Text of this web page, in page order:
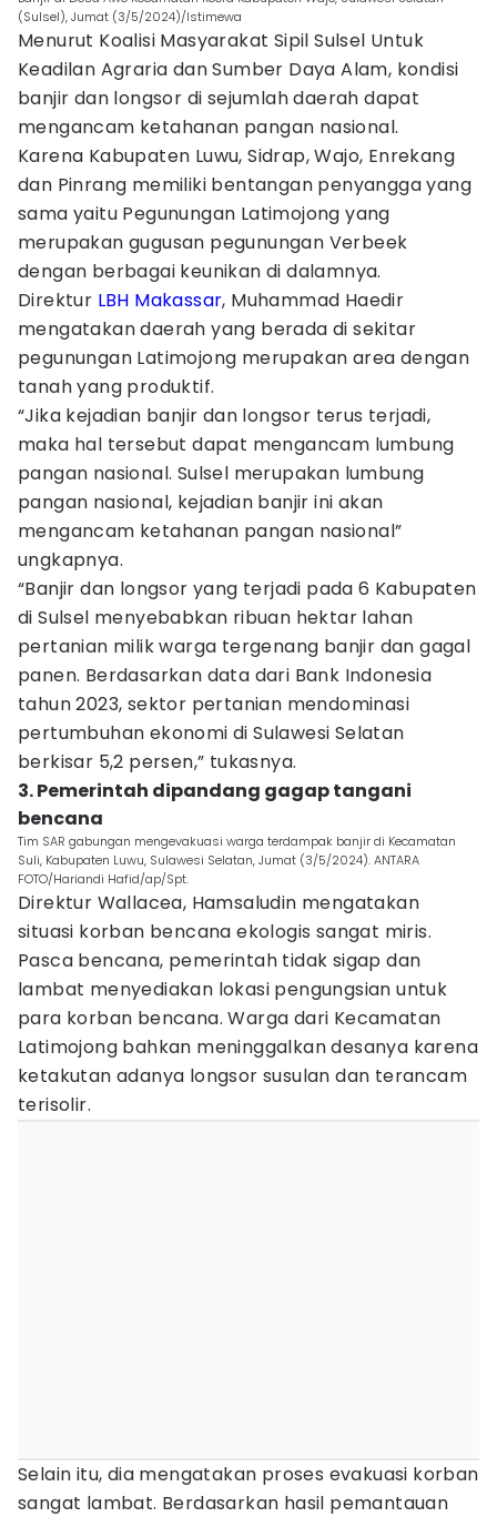
(Sulsel), Jumat (3/5/2024)/Istimewa
Menurut Koalisi Masyarakat Sipil Sulsel Untuk
Keadilan Agraria dan Sumber Daya Alam, kondisi
banjir dan longsor di sejumlah daerah dapat
mengancam ketahanan pangan nasional.
Karena Kabupaten Luwu, Sidrap, Wajo, Enrekang
dan Pinrang memiliki bentangan penyangga yang
sama yaitu Pegunungan Latimojong yang
merupakan gugusan pegunungan Verbeek
dengan berbagai keunikan di dalamnya.
Direktur LBH Makassar, Muhammad Haedir
mengatakan daerah yang berada di sekitar
pegunungan Latimojong merupakan area dengan
tanah yang produktif.
“Jika kejadian banjir dan longsor terus terjadi,
maka hal tersebut dapat mengancam lumbung
pangan nasional. Sulsel merupakan lumbung
pangan nasional, kejadian banjir ini akan
mengancam ketahanan pangan nasional”
ungkapnya.
“Banjir dan longsor yang terjadi pada 6 Kabupaten
di Sulsel menyebabkan ribuan hektar lahan
pertanian milik warga tergenang banjir dan gagal
panen. Berdasarkan data dari Bank Indonesia
tahun 2023, sektor pertanian mendominasi
pertumbuhan ekonomi di Sulawesi Selatan
berkisar 5,2 persen,” tukasnya.
3. Pemerintah dipandang gagap tangani
bencana
Tim SAR gabungan mengevakuasi warga terdampak banjir di Kecamatan
Suli, Kabupaten Luwu, Sulawesi Selatan, Jumat (3/5/2024). ANTARA
FOTO/Hariandi Hafid/ap/Spt.
Direktur Wallacea, Hamsaludin mengatakan
situasi korban bencana ekologis sangat miris.
Pasca bencana, pemerintah tidak sigap dan
lambat menyediakan lokasi pengungsian untuk
para korban bencana. Warga dari Kecamatan
Latimojong bahkan meninggalkan desanya karena
ketakutan adanya longsor susulan dan terancam
terisolir.
Selain itu, dia mengatakan proses evakuasi korban
sangat lambat. Berdasarkan hasil pemantauan